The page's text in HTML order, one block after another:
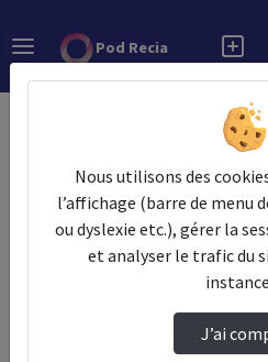
Pod Recia
Lancement du réseau
Prendre des notes
Il n'y a pas de note disponible pour
Connectez-vous pour en créer une
Nous utilisons des
l’affichage (barre de menu
ou dyslexie etc.), gérer la
et analyser le trafic du
J’ai